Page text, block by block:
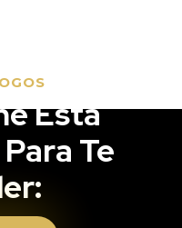
Está
Te